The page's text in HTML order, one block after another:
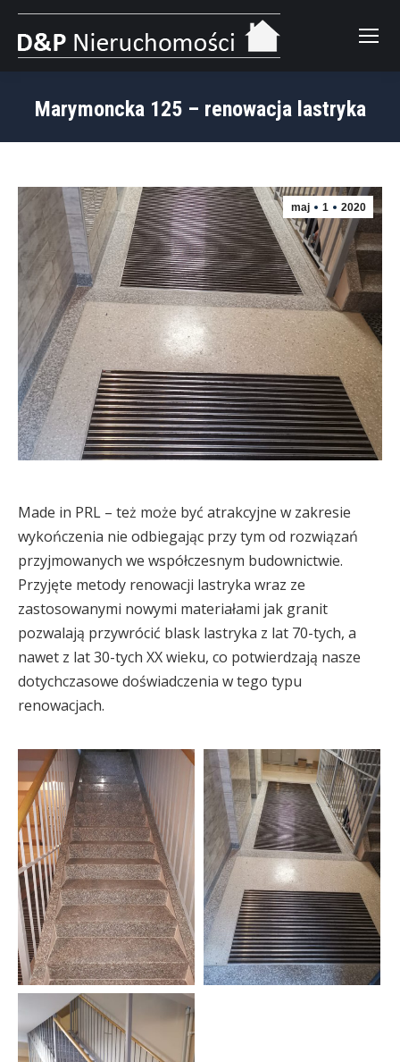
Marymoncka 125 – renowacja lastryka
maj 1 2020
Made in PRL – też może być atrakcyjne w zakresie
wykończenia nie odbiegając przy tym od rozwiązań
przyjmowanych we współczesnym budownictwie.
Przyjęte metody renowacji lastryka wraz ze
zastosowanymi nowymi materiałami jak granit
pozwalają przywrócić blask lastryka z lat 70-tych, a
nawet z lat 30-tych XX wieku, co potwierdzają nasze
dotychczasowe doświadczenia w tego typu
renowacjach.